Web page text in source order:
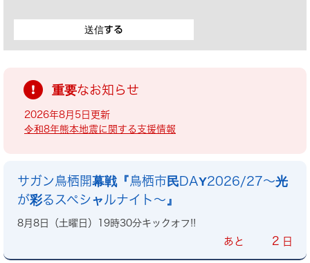
重要なお知らせ
2026年8月5日更新
令和8年熊本地震に関する支援情報
サガン鳥栖開幕戦『鳥栖市民DAY2026/27～光
が彩るスペシャルナイト～』
8月8日（土曜日）19時30分キックオフ!!
あと 2 日